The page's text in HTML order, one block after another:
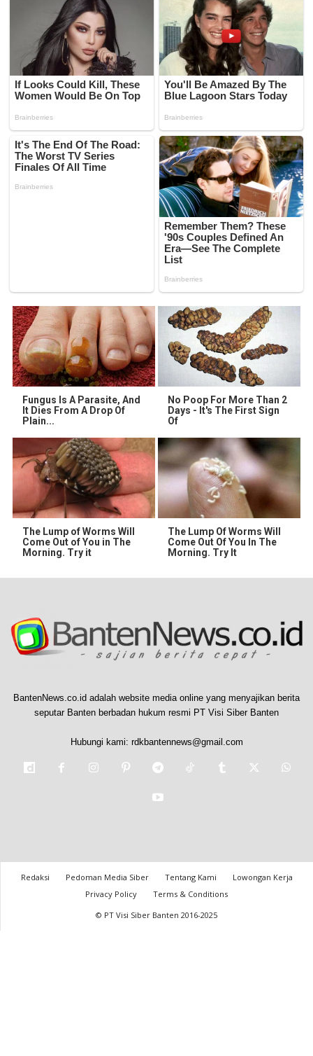
Fungus Is A Parasite, And
It Dies From A Drop Of
Plain...
No Poop For More Than 2
Days - It's The First Sign
Of
The Lump of Worms Will
Come Out of You in The
Morning. Try it
The Lump Of Worms Will
Come Out Of You In The
Morning. Try It
BantenNews.co.id adalah website media online yang menyajikan berita
seputar Banten berbadan hukum resmi PT Visi Siber Banten
Hubungi kami: rdkbantennews@gmail.com
Redaksi Pedoman Media Siber Tentang Kami
Lowongan Kerja
Privacy Policy
Terms & Conditions
© PT Visi Siber Banten 2016-2025